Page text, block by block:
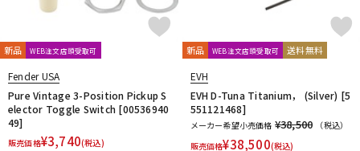
新品 WEB注文店頭受取可
Fender USA
Pure Vintage 3-Position Pickup S
elector Toggle Switch [00536940
49]
販売価格¥3,740(税込)
新品 WEB注文店頭受取可 送料無料
EVH
EVH D-Tuna Titanium， (Silver) [5
551121468]
メーカー希望小売価格 ¥38,500
（税込）
販売価格¥38,500(税込)